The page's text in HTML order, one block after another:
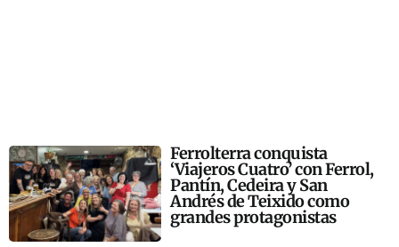
Ferrolterra conquista
‘Viajeros Cuatro’ con Ferrol,
Pantín, Cedeira y San
Andrés de Teixido como
grandes protagonistas